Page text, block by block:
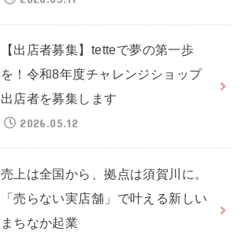
【出店者募集】tetteで夢の第一歩
を！令和8年度チャレンジショップ
出店者を募集します
2026.05.12
売上は全国から、拠点は須賀川に。
「売らない実店舗」で叶える新しい
まちなか起業